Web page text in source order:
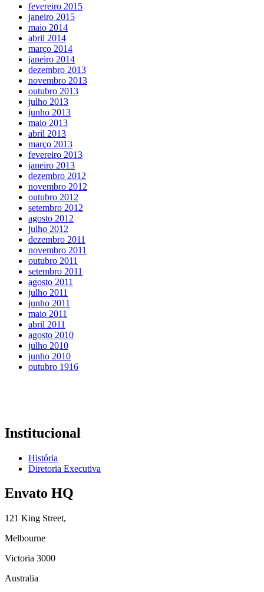
fevereiro 2015
janeiro 2015
maio 2014
abril 2014
março 2014
janeiro 2014
dezembro 2013
novembro 2013
outubro 2013
julho 2013
junho 2013
maio 2013
abril 2013
março 2013
fevereiro 2013
janeiro 2013
dezembro 2012
novembro 2012
outubro 2012
setembro 2012
agosto 2012
julho 2012
dezembro 2011
novembro 2011
outubro 2011
setembro 2011
agosto 2011
julho 2011
junho 2011
maio 2011
abril 2011
agosto 2010
julho 2010
junho 2010
outubro 1916
Institucional
História
Diretoria Executiva
Envato HQ
121 King Street,
Melbourne
Victoria 3000
Australia